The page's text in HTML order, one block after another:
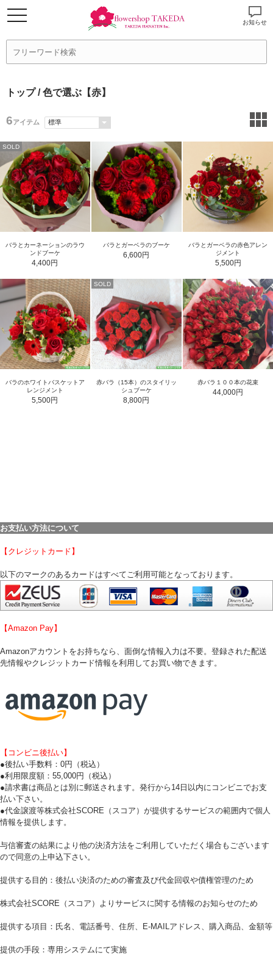
お知らせ
トップ/ 色で選ぶ【赤】
6アイテム
SOLD
バラとカーネーションのラウ
ンドブーケ
4,400円
バラとガーベラのブーケ
6,600円
バラとガーベラの赤色アレン
ジメント
5,500円
バラのホワイトバスケットア
レンジメント
5,500円
SOLD
赤バラ（15本）のスタイリッ
シュブーケ
8,800円
赤バラ１００本の花束
44,000円
お支払い方法について
【クレジットカード】
以下のマークのあるカードはすべてご利用可能となっております。
【Amazon Pay】
Amazonアカウントをお持ちなら、面倒な情報入力は不要。登録された配送
先情報やクレジットカード情報を利用してお買い物できます。
【コンビニ後払い】
●後払い手数料：0円（税込）
●利用限度額：55,000円（税込）
●請求書は商品とは別に郵送されます。発行から14日以内にコンビニでお支
払い下さい。
●代金譲渡等株式会社SCORE（スコア）が提供するサービスの範囲内で個人
情報を提供します。
与信審査の結果により他の決済方法をご利用していただく場合もございます
ので同意の上申込下さい。
提供する目的：後払い決済のための審査及び代金回収や債権管理のため
株式会社SCORE（スコア）よりサービスに関する情報のお知らせのため
提供する項目：氏名、電話番号、住所、E‐MAILアドレス、購入商品、金額等
提供の手段：専用システムにて実施